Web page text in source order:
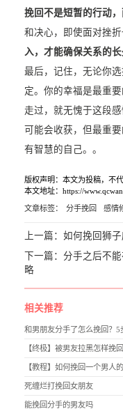
挽回不是短暂的行动，
和决心，即使面对挫折
入，才能确保关系的长
最后，记住，无论你
定。你的幸福是最重
走过，就无愧于这段
可能会收获，但最重
有智慧的自己。。
版权声明：本文为投稿，不
本文地址：https://
文章标签： 分手挽回 感情
上一篇： 如何挽回狮
下一篇： 分手之后不
略
相关推荐
和男朋友分手了怎么挽回？5
【终极】被男友拉黑怎样挽回
【教程】如何挽回一个男人
死缠烂打挽回女朋友
能挽回分手的男友吗